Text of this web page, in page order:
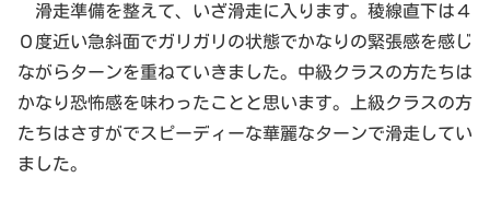
滑走準備を整えて、いざ滑走に入ります。稜線直下は４
０度近い急斜面でガリガリの状態でかなりの緊張感を感じ
ながらターンを重ねていきました。中級クラスの方たちは
かなり恐怖感を味わったことと思います。上級クラスの方
たちはさすがでスピーディーな華麗なターンで滑走してい
ました。